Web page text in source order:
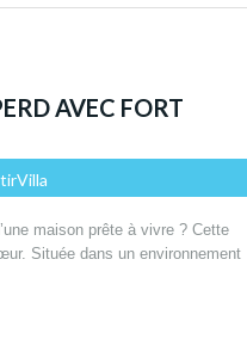
AVEC FORT
maison prête à vivre ? Cette
Située dans un environnement